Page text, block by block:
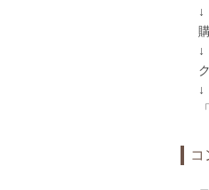
↓
↓
↓
コ